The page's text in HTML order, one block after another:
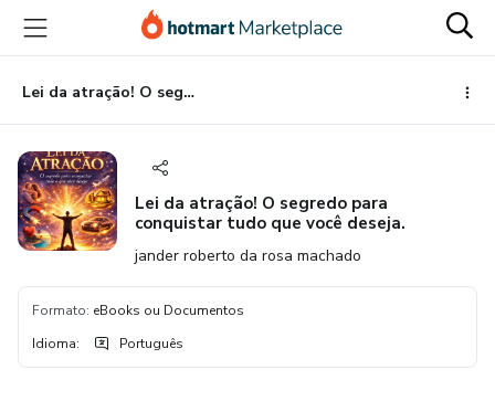
para
conteúdo
principal
para
pagamento
para
rodapé
Lei da atração! O segredo para conquistar tudo que você deseja.
Lei da atração! O segredo para
conquistar tudo que você deseja.
jander roberto da rosa machado
Formato: eBooks ou Documentos
Idioma: Português